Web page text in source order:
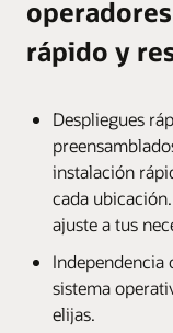
rápido y
Despliegues
instalación
cada
ajuste a tus
Independencia
sistema
elijas.